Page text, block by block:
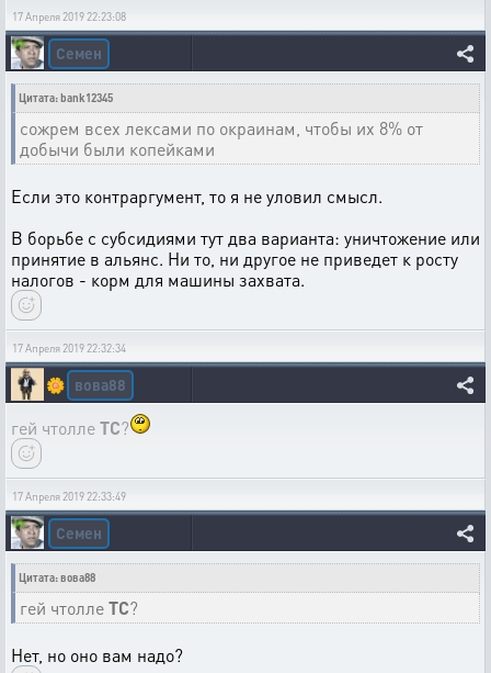
17 Апреля 2019 22:23:08
Семен
Цитата: bank12345
сожрем всех лексами по окраинам, чтобы их 8% от
добычи были копейками
Если это контраргумент, то я не уловил смысл.
В борьбе с субсидиями тут два варианта: уничтожение или
принятие в альянс. Ни то, ни другое не приведет к росту
налогов - корм для машины захвата.
17 Апреля 2019 22:32:34
🌼 вова88
гей чтоллеТС?
17 Апреля 2019 22:33:49
Семен
Цитата: вова88
гей чтоллеТС?
Нет, но оно вам надо?